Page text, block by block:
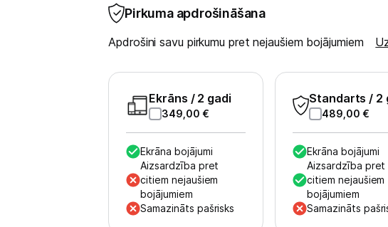
Piegāde un apmaksa
Pirkuma apdrošināšana
Apdrošini savu pirkumu pret nejaušiem bojājumiem
Ekrāns / 2 gadi
349,00 €
Ekrāna bojājumi
Aizsardzība pret
citiem nejaušiem
bojājumiem
Samazināts pašrisks
Standarts / 2
489,00 €
Ekrāna bojājumi
Aizsardzība pret
citiem nejaušiem
bojājumiem
Samazināts